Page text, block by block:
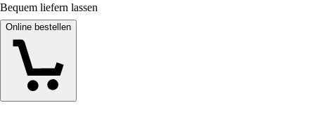
Bequem liefern lassen
Online bestellen